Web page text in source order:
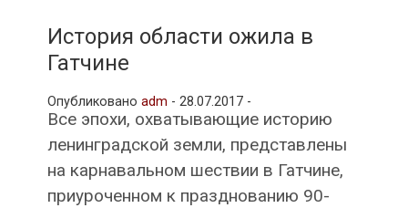
и
рубрики
История области ожила в
Гатчине
Опубликовано adm - 28.07.2017 -
Все эпохи, охватывающие историю
ленинградской земли, представлены
на карнавальном шествии в Гатчине,
приуроченном к празднованию 90-